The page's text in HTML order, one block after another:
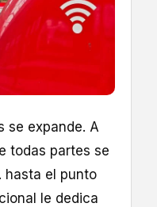
se expande. A
todas partes se
hasta el punto
le dedica